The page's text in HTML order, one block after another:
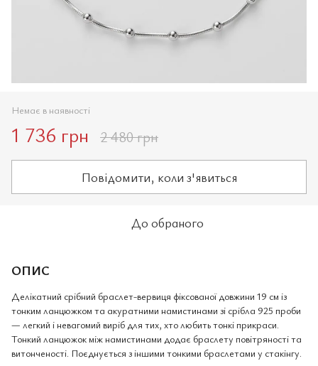
Немає в наявності
1 736 грн 2 480 грн
Повідомити, коли з'явиться
До обраного
ОПИС
Делікатний срібний браслет-вервиця фіксованої довжини 19 см із
тонким ланцюжком та акуратними намистинами зі срібла 925 проби
— легкий і невагомий виріб для тих, хто любить тонкі прикраси.
Тонкий ланцюжок між намистинами додає браслету повітряності та
витонченості. Поєднується з іншими тонкими браслетами у стакінгу.